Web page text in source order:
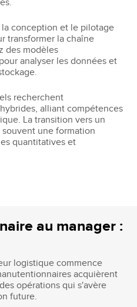
conception et le pilotage
transformer la chaîne
des modèles
analyser les données et
recherchent
alliant compétences
La transition vers un
une formation
quantitatives et
au manager :
logistique commence
acquièrent
opérations qui s'avère
future.